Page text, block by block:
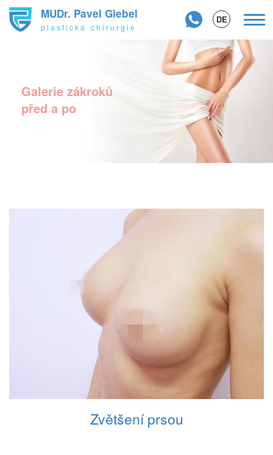
obsahu
DE
MUDr. Pavel Giebel
plastická chirurgie
Galerie zákroků
před a po
Zvětšení prsou